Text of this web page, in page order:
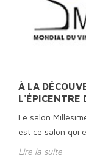
À LA
L'ÉPICENTRE
Le salon
est ce salon qui
Lire la suite